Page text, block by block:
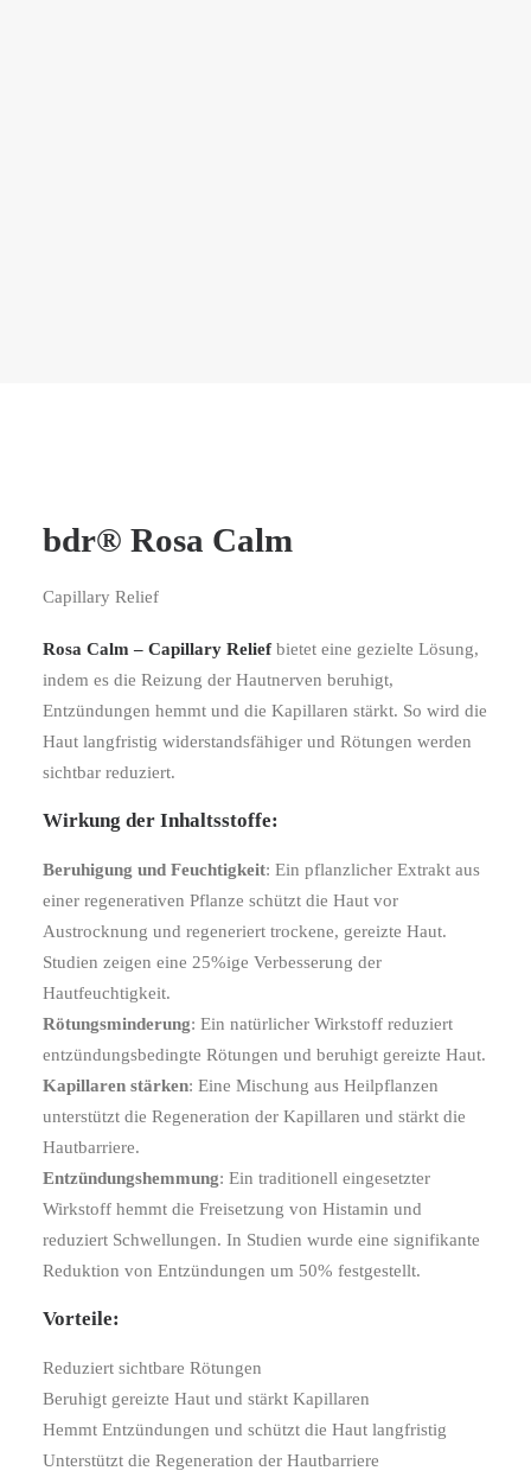
bdr® Rosa Calm
Capillary Relief
Rosa Calm – Capillary Reliefbietet eine gezielte Lösung,
indem es die Reizung der Hautnerven beruhigt,
Entzündungen hemmt und die Kapillaren stärkt. So wird die
Haut langfristig widerstandsfähiger und Rötungen werden
sichtbar reduziert​.
Wirkung der Inhaltsstoffe:
Beruhigung und Feuchtigkeit: Ein pflanzlicher Extrakt aus
einer regenerativen Pflanze schützt die Haut vor
Austrocknung und regeneriert trockene, gereizte Haut.
Studien zeigen eine 25%ige Verbesserung der
Hautfeuchtigkeit​.
Rötungsminderung: Ein natürlicher Wirkstoff reduziert
entzündungsbedingte Rötungen und beruhigt gereizte Haut​.
Kapillaren stärken: Eine Mischung aus Heilpflanzen
unterstützt die Regeneration der Kapillaren und stärkt die
Hautbarriere​.
Entzündungshemmung: Ein traditionell eingesetzter
Wirkstoff hemmt die Freisetzung von Histamin und
reduziert Schwellungen. In Studien wurde eine signifikante
Reduktion von Entzündungen um 50% festgestellt​.
Vorteile:
Reduziert sichtbare Rötungen
Beruhigt gereizte Haut und stärkt Kapillaren
Hemmt Entzündungen und schützt die Haut langfristig
Unterstützt die Regeneration der Hautbarriere